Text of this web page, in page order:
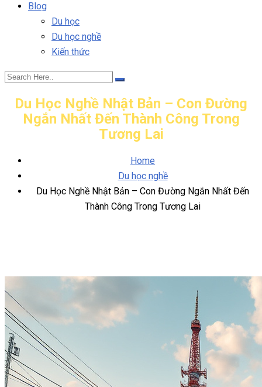
Blog
Du học
Du học nghề
Kiến thức
Du Học Nghề Nhật Bản – Con Đường
Ngắn Nhất Đến Thành Công Trong
Tương Lai
Home
Du học nghề
Du Học Nghề Nhật Bản – Con Đường Ngắn Nhất Đến
Thành Công Trong Tương Lai